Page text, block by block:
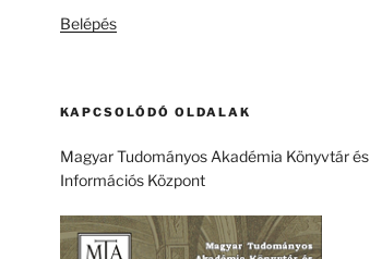
Belépés
KAPCSOLÓDÓ OLDALAK
Magyar Tudományos Akadémia Könyvtár és
Információs Központ